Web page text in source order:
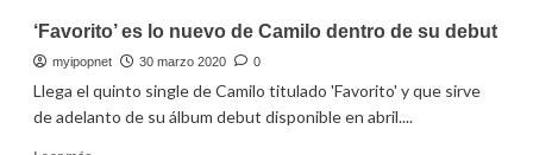
Sound
Barcelona
2020
‘Favorito’ es lo nuevo de Camilo dentro de su debut
myipopnet 30 marzo 2020 0
Llega el quinto single de Camilo titulado 'Favorito' y que sirve
de adelanto de su álbum debut disponible en abril....